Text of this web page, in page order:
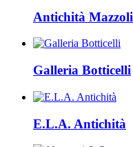
Antichità Mazzoli
Galleria Botticelli
E.L.A. Antichità